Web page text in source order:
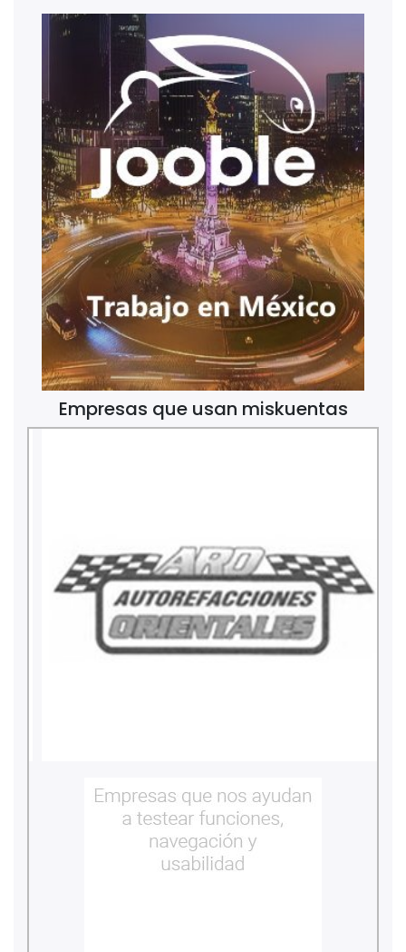
Empresas que usan miskuentas